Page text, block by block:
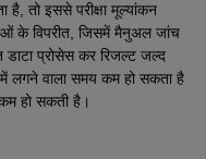
है, तो इससे परीक्षा मूल्यांकन
के विपरीत, जिसमें मैनुअल जांच
प्रोसेस कर रिजल्ट जल्द
लगने वाला समय कम हो सकता है
हो सकती है।